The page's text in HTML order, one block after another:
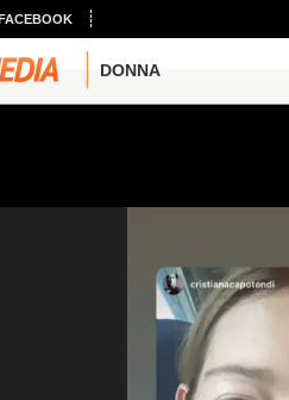
FACEBOOK
DONNA